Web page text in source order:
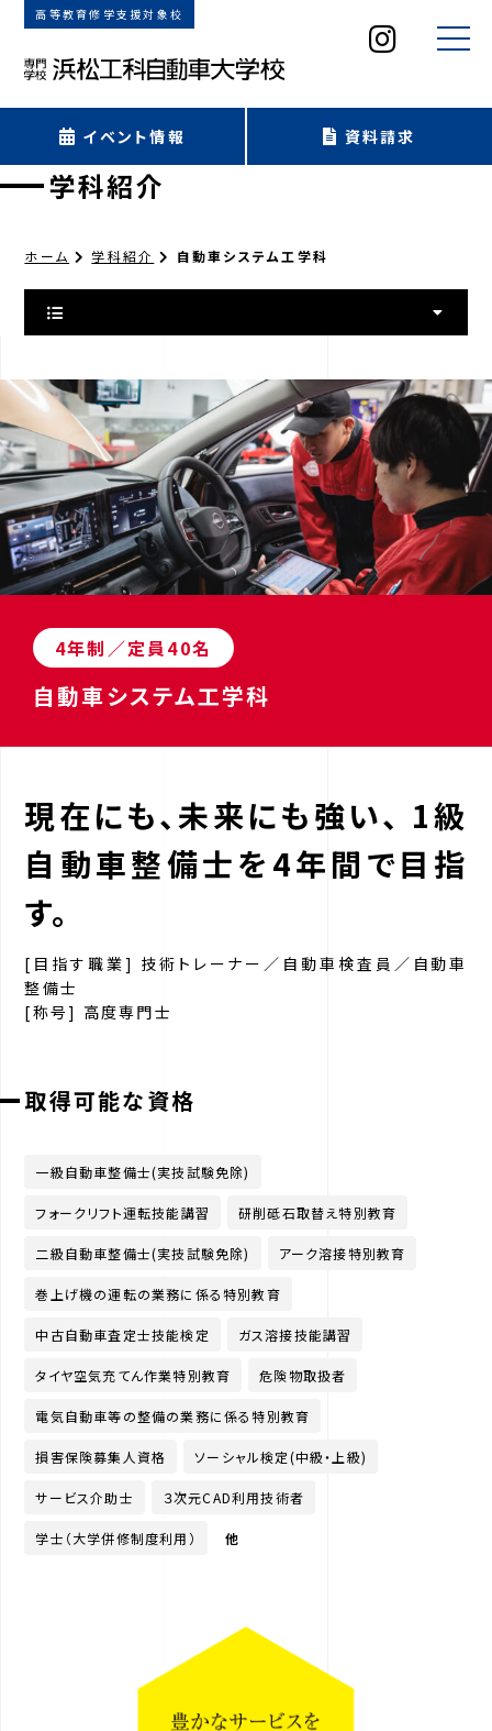
高等教育修学支援対象校
イベント情報 資料請求
学科紹介
ホーム 学科紹介 自動車システム工学科
4年制／定員40名
自動車システム工学科
現在にも、未来にも強い、 1級
自動車整備士を4年間で目指
す。
[目指す職業] 技術トレーナー／自動車検査員／自動車
整備士
[称号] 高度専門士
取得可能な資格
一級自動車整備士(実技試験免除)
フォークリフト運転技能講習 研削砥石取替え特別教育
二級自動車整備士(実技試験免除) アーク溶接特別教育
巻上げ機の運転の業務に係る特別教育
中古自動車査定士技能検定 ガス溶接技能講習
タイヤ空気充てん作業特別教育 危険物取扱者
電気自動車等の整備の業務に係る特別教育
損害保険募集人資格 ソーシャル検定(中級・上級)
サービス介助士 ３次元CAD利用技術者
学士（大学併修制度利用） 他